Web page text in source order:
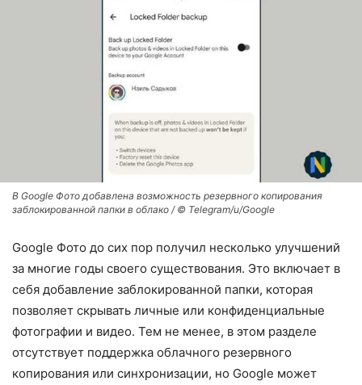
В Google Фото добавлена ​​возможность резервного копирования
заблокированной папки в облако / © Telegram/u/Google
Google Фото до сих пор получил несколько улучшений
за многие годы своего существования. Это включает в
себя добавление заблокированной папки, которая
позволяет скрывать личные или конфиденциальные
фотографии и видео. Тем не менее, в этом разделе
отсутствует поддержка облачного резервного
копирования или синхронизации, но Google может